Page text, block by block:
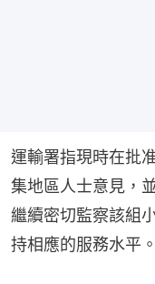
運輸署指現時在批
集地區人士意見，
繼續密切監察該組
持相應的服務水平